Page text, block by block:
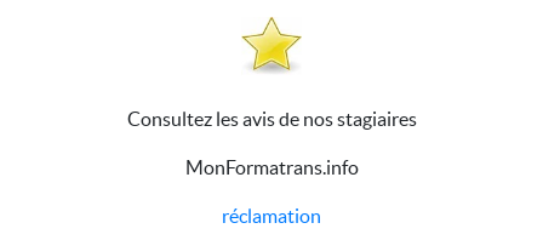
Consultez les avis de nos stagiaires
MonFormatrans.info
réclamation